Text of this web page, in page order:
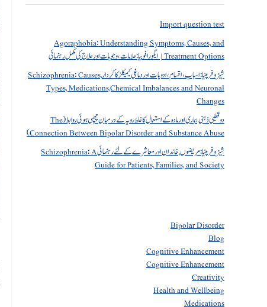
Import question test
Agoraphobia: Understanding Symptoms, Causes, and
Treatment Options | ایگورافوبیا: علامات، وجوہات اور علاج کی مکمل رہنمائی
شیزوفرینیا: اسباب، اقسام، ادویات اور دماغی کیمیکلز کا کردار Schizophrenia: Causes,
Types, Medications,Chemical Imbalances and Neuronal
Changes
دو قطبی ذہنی بیماری اور مادہ کے استعمال کا غلط رویہ کے درمیان چھپی ہوئی روابط (The
Connection Between Bipolar Disorder and Substance Abuse)
شیزوفرینیا: مریضوں, خاندان اور معاشرے کے لئے رہنمائی Schizophrenia: A
Guide for Patients, Families, and Society
Bipolar Disorder
Blog
Cognitive Enhancement
Cognitive Enhancement
Creativity
Health and Wellbeing
Medications